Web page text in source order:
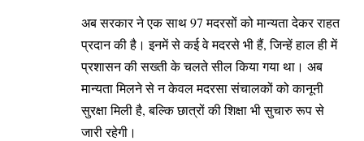
अब सरकार ने एक साथ 97 मदरसों को मान्यता देकर राहत
प्रदान की है। इनमें से कई वे मदरसे भी हैं, जिन्हें हाल ही में
प्रशासन की सख्ती के चलते सील किया गया था। अब
मान्यता मिलने से न केवल मदरसा संचालकों को कानूनी
सुरक्षा मिली है, बल्कि छात्रों की शिक्षा भी सुचारु रूप से
जारी रहेगी।